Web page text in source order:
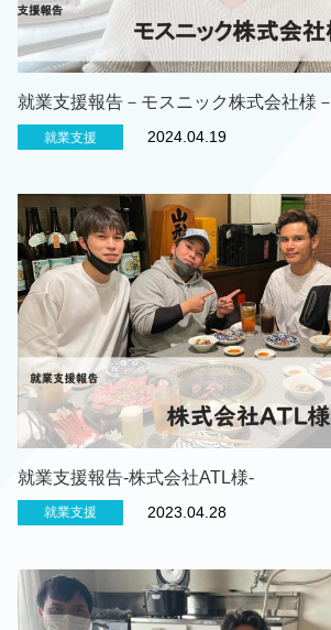
就業支援報告－モスニック株式会社様－
就業支援 2024.04.19
就業支援報告-株式会社ATL様-
就業支援 2023.04.28